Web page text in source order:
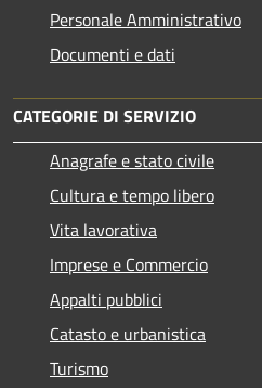
Personale Amministrativo
Documenti e dati
CATEGORIE DI SERVIZIO
Anagrafe e stato civile
Cultura e tempo libero
Vita lavorativa
Imprese e Commercio
Appalti pubblici
Catasto e urbanistica
Turismo